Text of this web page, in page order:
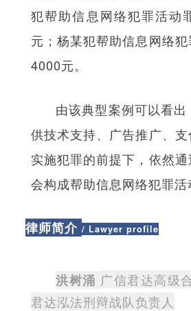
犯帮助信息网络犯罪活动
元；杨某犯帮助信息网络
4000元。
由该典型案例可以看
供技术支持、广告推广、
实施犯罪的前提下，依然
会构成帮助信息网络犯罪活
律师简介 / Lawyer profile
洪树涌 广信君达高级
君达泓法刑辩战队负责人